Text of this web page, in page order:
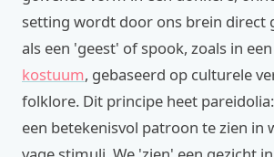
setting wordt door ons brein direct
als een 'geest' of spook, zoals in een
kostuum, gebaseerd op culturele
folklore. Dit principe heet
een betekenisvol patroon te zien in